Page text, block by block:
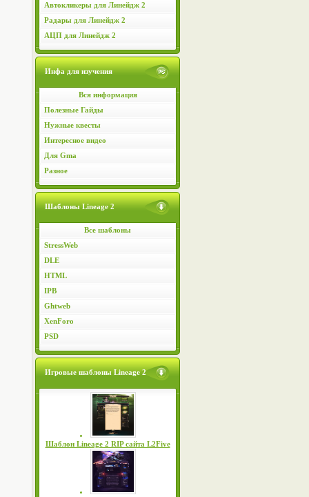
Автокликеры для Линейдж 2
Радары для Линейдж 2
АЦП для Линейдж 2
Инфа для изучения
Вся информация
Полезные Гайды
Нужные квесты
Интересное видео
Для Gma
Разное
Шаблоны Lineage 2
Все шаблоны
StressWeb
DLE
HTML
IPB
Ghtweb
XenForo
PSD
Игровые шаблоны Lineage 2
Шаблон Lineage 2 RIP сайта L2Five